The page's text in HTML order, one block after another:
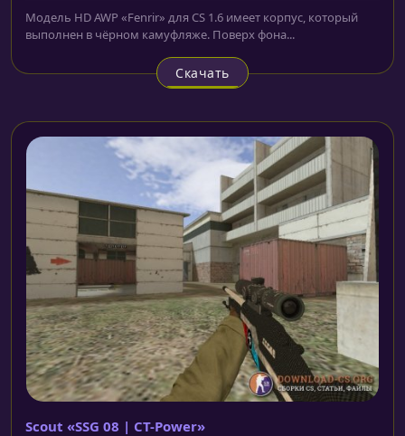
Модель HD AWP «Fenrir» для CS 1.6 имеет корпус, который
выполнен в чёрном камуфляже. Поверх фона...
Скачать
Scout «SSG 08 | CT-Power»